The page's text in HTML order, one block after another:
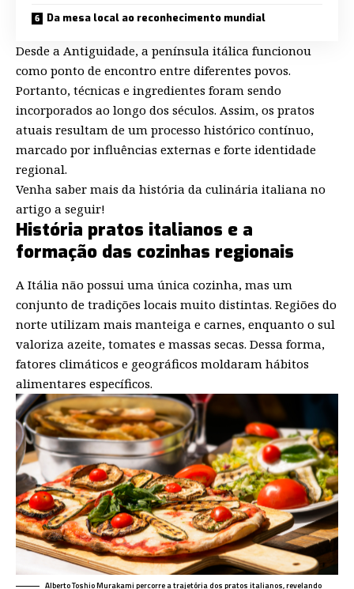
Da mesa local ao reconhecimento mundial
Desde a Antiguidade, a península itálica funcionou
como ponto de encontro entre diferentes povos.
Portanto, técnicas e ingredientes foram sendo
incorporados ao longo dos séculos. Assim, os pratos
atuais resultam de um processo histórico contínuo,
marcado por influências externas e forte identidade
regional.
Venha saber mais da história da culinária italiana no
artigo a seguir!
História pratos italianos e a
formação das cozinhas regionais
A Itália não possui uma única cozinha, mas um
conjunto de tradições locais muito distintas. Regiões do
norte utilizam mais manteiga e carnes, enquanto o sul
valoriza azeite, tomates e massas secas. Dessa forma,
fatores climáticos e geográficos moldaram hábitos
alimentares específicos.
Alberto Toshio Murakami percorre a trajetória dos pratos italianos, revelando